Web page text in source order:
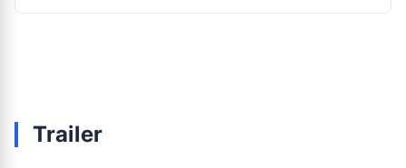
Trailer